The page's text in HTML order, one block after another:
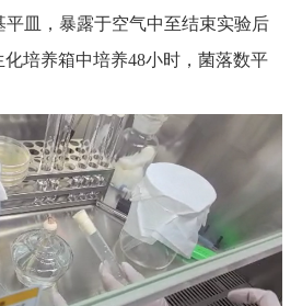
皿，暴露于空气中至结束实验后
培养箱中培养48小时，菌落数平